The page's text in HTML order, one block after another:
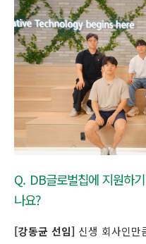
Q. DB글로벌칩에 지원하
나요?
[강동균 선임] 신생 회사인만